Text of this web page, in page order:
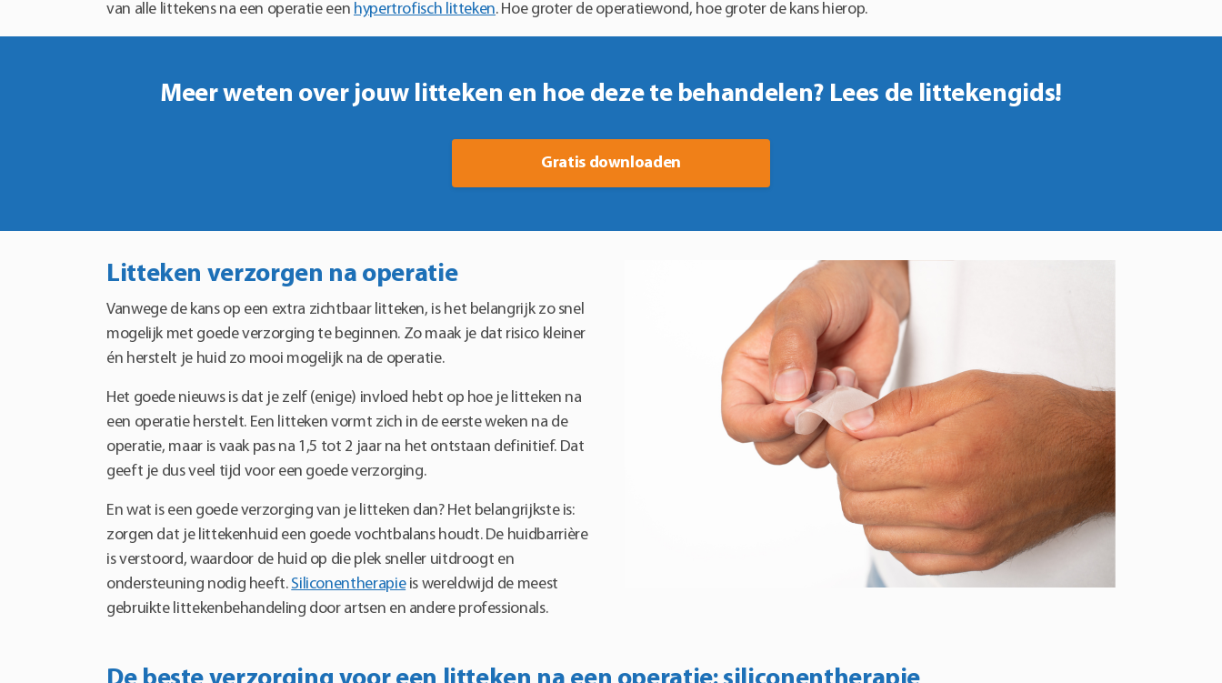
van alle littekens na een operatie een hypertrofisch litteken. Hoe groter de operatiewond, hoe groter de kans hierop.
Meer weten over jouw litteken en hoe deze te behandelen? Lees de littekengids!
Gratis downloaden
Litteken verzorgen na operatie
Vanwege de kans op een extra zichtbaar litteken, is het belangrijk zo snel
mogelijk met goede verzorging te beginnen. Zo maak je dat risico kleiner
én herstelt je huid zo mooi mogelijk na de operatie.
Het goede nieuws is dat je zelf (enige) invloed hebt op hoe je litteken na
een operatie herstelt. Een litteken vormt zich in de eerste weken na de
operatie, maar is vaak pas na 1,5 tot 2 jaar na het ontstaan definitief. Dat
geeft je dus veel tijd voor een goede verzorging.
En wat is een goede verzorging van je litteken dan? Het belangrijkste is:
zorgen dat je littekenhuid een goede vochtbalans houdt. De huidbarrière
is verstoord, waardoor de huid op die plek sneller uitdroogt en
ondersteuning nodig heeft. Siliconentherapieis wereldwijd de meest
gebruikte littekenbehandeling door artsen en andere professionals.